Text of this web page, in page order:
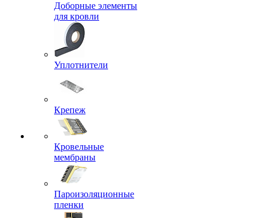
Доборные элементы
для кровли
Уплотнители
Крепеж
Кровельные
мембраны
Пароизоляционные
пленки